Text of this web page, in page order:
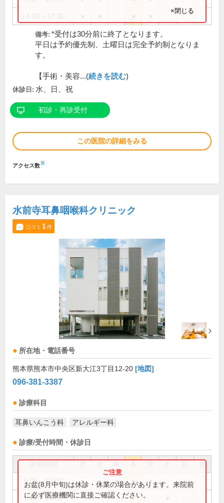
×閉じる
備考: *受付は30分前に終了となります。
平日は予約優先制、土曜日は完全予約制となりま
す。
【手術・美容...(続きを読む)
休診日: 水、日、祝
初診・再診受付
この医院の詳細をみる
アクセス数※
水前寺耳鼻咽喉科クリニック
口コミ 1件
所在地・電話番号
熊本県熊本市中央区新大江3丁目12-20 [地図]
096-381-3387
診療科目
耳鼻いんこう科 アレルギー科
診療/受付時間・休診日
祝
9:00～13:00 ● ● ● ● ●
9:00～14:00
お盆(8月中旬)は休診・休業の場合があります。来院前
に必ず医療機関に直接ご確認ください。